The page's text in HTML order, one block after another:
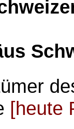
[heute